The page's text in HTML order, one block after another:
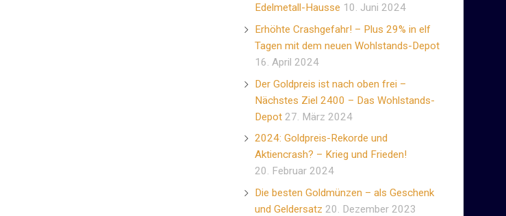
Edelmetall-Hausse 10. Juni 2024
Erhöhte Crashgefahr! – Plus 29% in elf
Tagen mit dem neuen Wohlstands-Depot
16. April 2024
Der Goldpreis ist nach oben frei –
Nächstes Ziel 2400 – Das Wohlstands-
Depot 27. März 2024
2024: Goldpreis-Rekorde und
Aktiencrash? – Krieg und Frieden!
20. Februar 2024
Die besten Goldmünzen – als Geschenk
und Geldersatz 20. Dezember 2023